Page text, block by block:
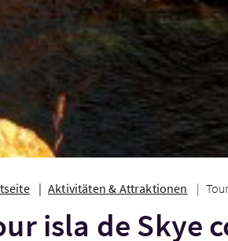
Aktivitäten & Attraktionen
isla de Skye